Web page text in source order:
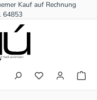
Kauf auf Rechnung
64853
Du hast 0